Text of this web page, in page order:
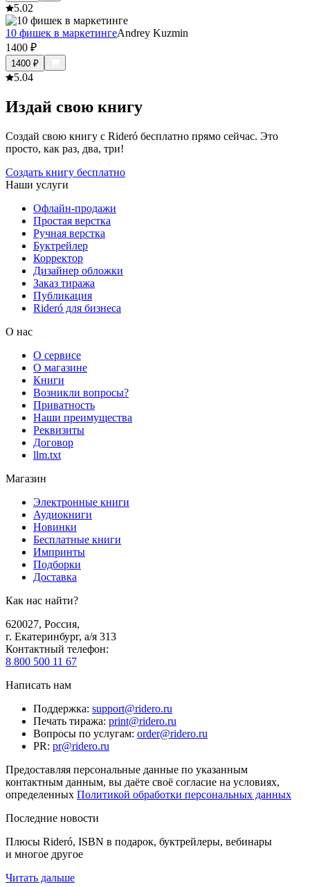
5.02
10 фишек в маркетингеAndrey Kuzmin
1400 ₽
1400 ₽
5.04
Издай свою книгу
Создай свою книгу с Rideró бесплатно прямо сейчас. Это
просто, как раз, два, три!
Создать книгу бесплатно
Наши услуги
Офлайн-продажи
Простая верстка
Ручная верстка
Буктрейлер
Корректор
Дизайнер обложки
Заказ тиража
Публикация
Rideró для бизнеса
О нас
О сервисе
О магазине
Книги
Возникли вопросы?
Приватность
Наши преимущества
Реквизиты
Договор
llm.txt
Магазин
Электронные книги
Аудиокниги
Новинки
Бесплатные книги
Импринты
Подборки
Доставка
Как нас найти?
620027, Россия,
г. Екатеринбург, а/я 313
Контактный телефон:
8 800 500 11 67
Написать нам
Поддержка: support@ridero.ru
Печать тиража: print@ridero.ru
Вопросы по услугам: order@ridero.ru
PR: pr@ridero.ru
Предоставляя персональные данные по указанным
контактным данным, вы даёте своё согласие на условиях,
определенных Политикой обработки персональных данных
Последние новости
Плюсы Rideró, ISBN в подарок, буктрейлеры, вебинары
и многое другое
Читать дальше